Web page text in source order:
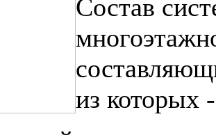
Состав
из которых